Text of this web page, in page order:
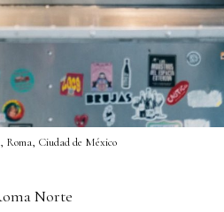
Roma, Ciudad de México
Norte